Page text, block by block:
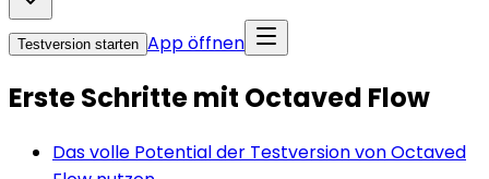
Testversion starten App öffnen
Erste Schritte mit Octaved Flow
Das volle Potential der Testversion von Octaved